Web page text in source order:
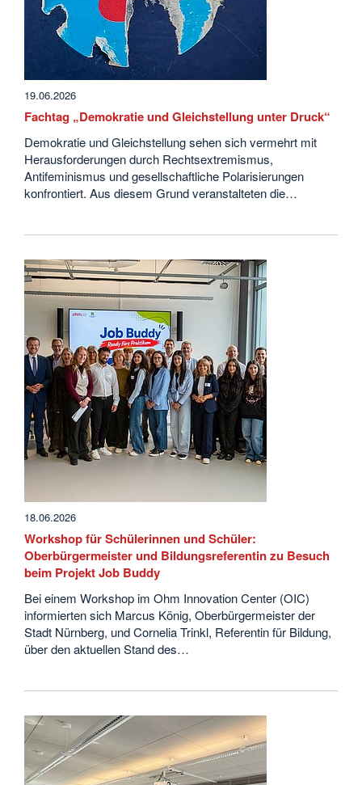
19.06.2026
Fachtag „Demokratie und Gleichstellung unter Druck“
Demokratie und Gleichstellung sehen sich vermehrt mit
Herausforderungen durch Rechtsextremismus,
Antifeminismus und gesellschaftliche Polarisierungen
konfrontiert. Aus diesem Grund veranstalteten die…
18.06.2026
Workshop für Schülerinnen und Schüler:
Oberbürgermeister und Bildungsreferentin zu Besuch
beim Projekt Job Buddy
Bei einem Workshop im Ohm Innovation Center (OIC)
informierten sich Marcus König, Oberbürgermeister der
Stadt Nürnberg, und Cornelia Trinkl, Referentin für Bildung,
über den aktuellen Stand des…